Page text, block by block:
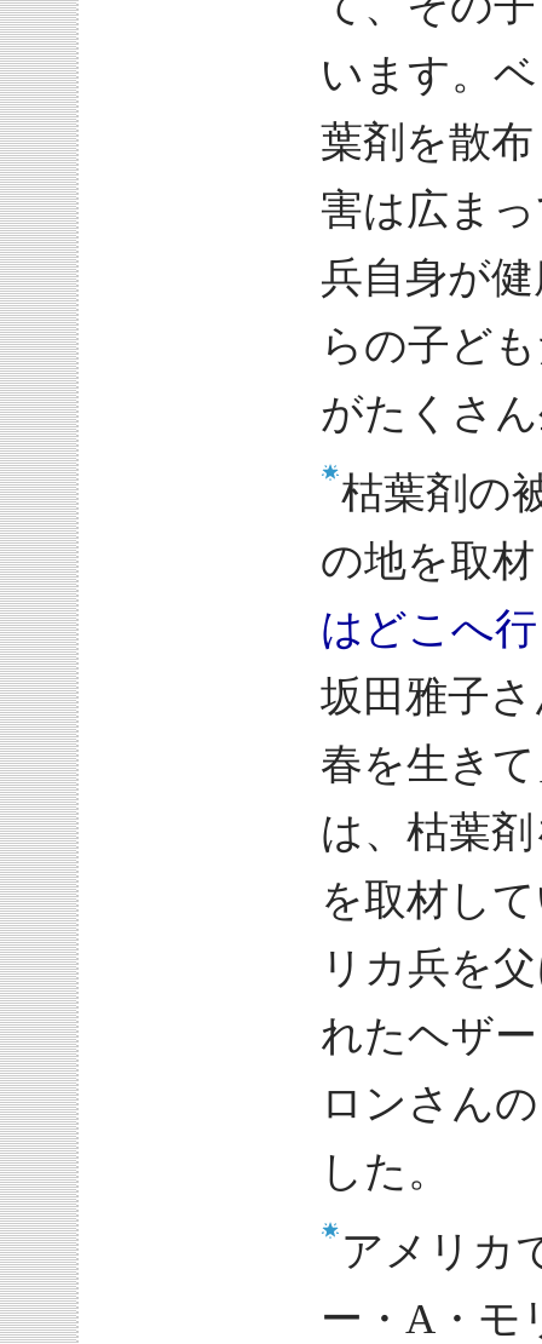
います。
葉剤を散
害は広ま
兵自身が
らの子ど
がたくさ
枯葉剤の
の地を取
はどこへ
坂田雅子
春を生き
は、枯葉
を取材し
リカ兵を
れたヘザ
ロンさん
した。
アメリカ
ー・A・モ